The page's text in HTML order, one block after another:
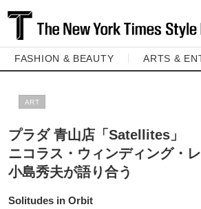
FASHION & BEAUTY ARTS &
ART
プラダ 青山店「Satellites」
ニコラス・ウィンディング・
小島秀夫が語り合う
Solitudes in Orbit